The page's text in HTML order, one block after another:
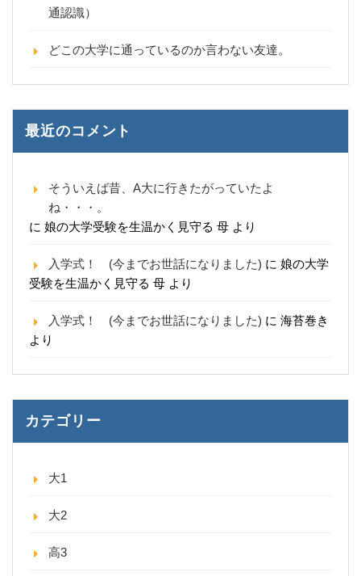
通認識）
どこの大学に通っているのか言わない友達。
最近のコメント
そういえば昔、A大に行きたがっていたよ
ね・・・。
に 娘の大学受験を生温かく見守る 母 より
入学式！ (今までお世話になりました) に 娘の大学
受験を生温かく見守る 母 より
入学式！ (今までお世話になりました) に 海苔巻き
より
カテゴリー
大1
大2
高3